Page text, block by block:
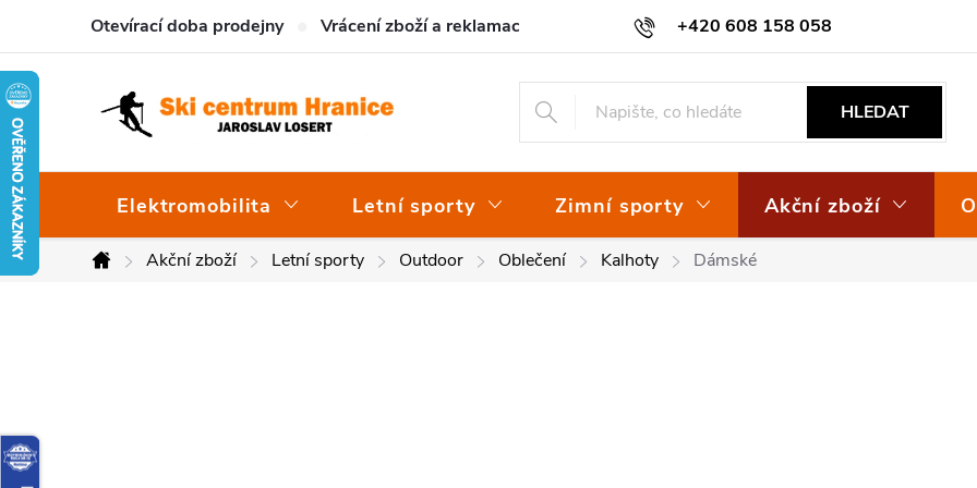
obsah
+420 608 158 058
Otevírací doba prodejny Vrácení zboží a reklamace Osvědčení EKO-KOM
HLEDAT
Elektromobilita Letní sporty Zimní sporty Akční zboží
DomůAkční zboží Letní sporty Outdoor Oblečení Kalhoty Dámské